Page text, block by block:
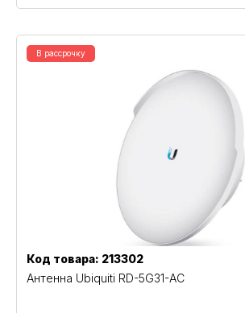
В рассрочку
Код товара: 213302
Антенна Ubiquiti RD-5G31-AC